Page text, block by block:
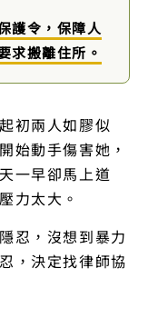
護令，保障人
求搬離住所。
初兩人如膠似
始動手傷害她，
一早卻馬上道
力太大。
忍，沒想到暴力
，決定找律師協